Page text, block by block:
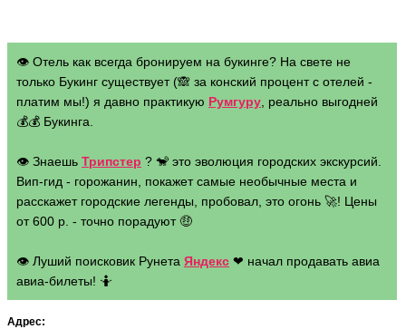
👁 Отель как всегда бронируем на букинге? На свете не
только Букинг существует (🙈 за конский процент с отелей -
платим мы!) я давно практикую Румгуру , реально выгодней
💰💰 Букинга.
👁 Знаешь Трипстер ? 🐒 это эволюция городских экскурсий.
Вип-гид - горожанин, покажет самые необычные места и
расскажет городские легенды, пробовал, это огонь 🚀! Цены
от 600 р. - точно порадуют 🤑
👁 Луший поисковик Рунета Яндекс ❤ начал продавать авиа
авиа-билеты! 🤷
Адрес: